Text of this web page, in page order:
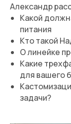
Александр
Какой
питания
Кто такой
О линейке
Какие
для вашего
задачи?